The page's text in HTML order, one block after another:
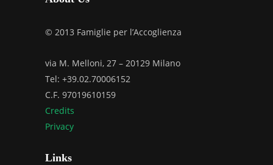
© 2013 Famiglie per l’Accoglienza
via M. Melloni, 27 – 20129 Milano
Tel: +39.02.70006152
C.F. 97019610159
Credits
Privacy
Links